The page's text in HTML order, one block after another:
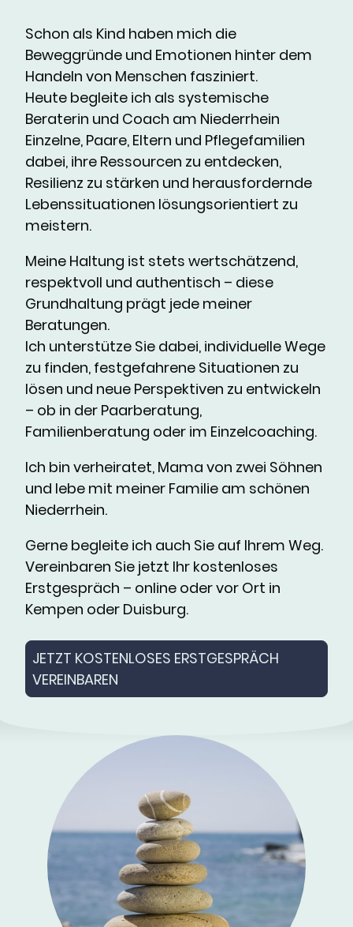
Schon als Kind haben mich die
Beweggründe und Emotionen hinter dem
Handeln von Menschen fasziniert.
Heute begleite ich als systemische
Beraterin und Coach am Niederrhein
Einzelne, Paare, Eltern und Pflegefamilien
dabei, ihre Ressourcen zu entdecken,
Resilienz zu stärken und herausfordernde
Lebenssituationen lösungsorientiert zu
meistern.
Meine Haltung ist stets wertschätzend,
respektvoll und authentisch – diese
Grundhaltung prägt jede meiner
Beratungen.
Ich unterstütze Sie dabei, individuelle Wege
zu finden, festgefahrene Situationen zu
lösen und neue Perspektiven zu entwickeln
– ob in der Paarberatung,
Familienberatung oder im Einzelcoaching.
Ich bin verheiratet, Mama von zwei Söhnen
und lebe mit meiner Familie am schönen
Niederrhein.
Gerne begleite ich auch Sie auf Ihrem Weg.
Vereinbaren Sie jetzt Ihr kostenloses
Erstgespräch – online oder vor Ort in
Kempen oder Duisburg.
JETZT KOSTENLOSES ERSTGESPRÄCH
VEREINBAREN